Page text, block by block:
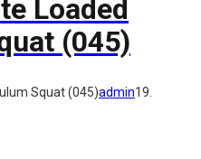
Loaded
(045)
Squat (045)admin19.